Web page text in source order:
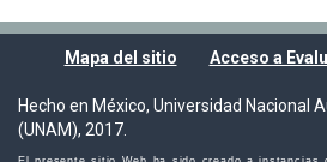
Mapa del sitio Acceso a
Hecho en México, Universidad Nacional
(UNAM), 2017.